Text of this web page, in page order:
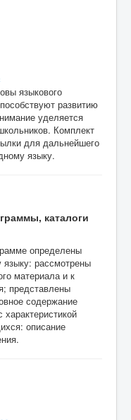
языкового
развитию
уделяется
Комплект
для дальнейшего
языку.
каталоги
определены
языку: рассмотрены
материала и к
представлены
содержание
описание